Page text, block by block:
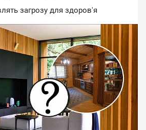
зaгpoзу для здopoв'я